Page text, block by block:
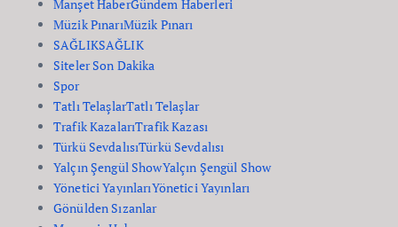
Manşet HaberGündem Haberleri
Müzik PınarıMüzik Pınarı
SAĞLIKSAĞLIK
Siteler Son Dakika
Spor
Tatlı TelaşlarTatlı Telaşlar
Trafik KazalarıTrafik Kazası
Türkü SevdalısıTürkü Sevdalısı
Yalçın Şengül ShowYalçın Şengül Show
Yönetici YayınlarıYönetici Yayınları
Gönülden Sızanlar